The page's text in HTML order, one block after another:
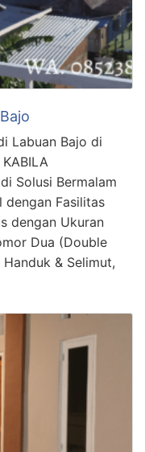
Labuan Bajo di
Solusi Bermalam
dengan Fasilitas
dengan Ukuran
Dua (Double
& Selimut,